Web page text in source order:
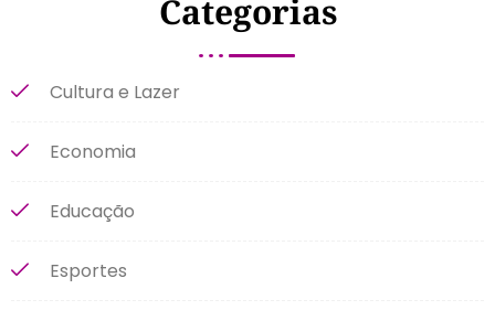
Categorias
Cultura e Lazer
Economia
Educação
Esportes